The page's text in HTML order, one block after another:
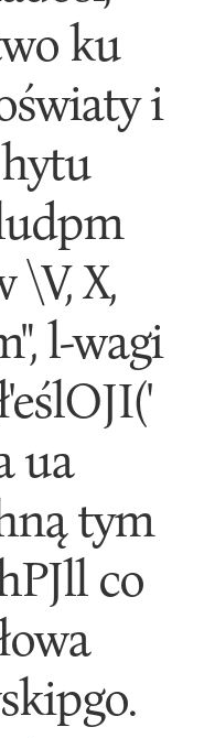
ku
i
X,
l-wagi
ua
tym
co